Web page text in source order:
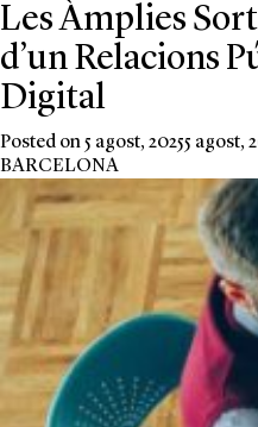
Les Àmplies
d’un Relacions
Digital
Posted on5 agost, 20255 agost,
BARCELONA